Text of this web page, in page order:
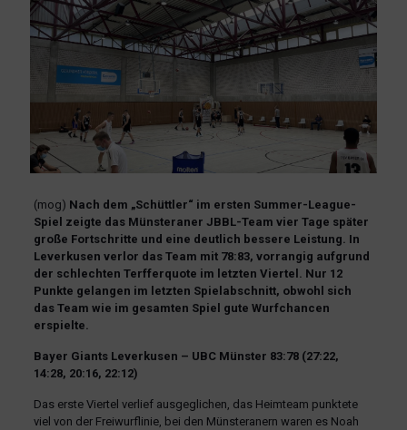
(mog) Nach dem „Schüttler“ im ersten Summer-League-
Spiel zeigte das Münsteraner JBBL-Team vier Tage später
große Fortschritte und eine deutlich bessere Leistung. In
Leverkusen verlor das Team mit 78:83, vorrangig aufgrund
der schlechten Terfferquote im letzten Viertel. Nur 12
Punkte gelangen im letzten Spielabschnitt, obwohl sich
das Team wie im gesamten Spiel gute Wurfchancen
erspielte.
Bayer Giants Leverkusen – UBC Münster 83:78 (27:22,
14:28, 20:16, 22:12)
Das erste Viertel verlief ausgeglichen, das Heimteam punktete
viel von der Freiwurflinie, bei den Münsteranern waren es Noah